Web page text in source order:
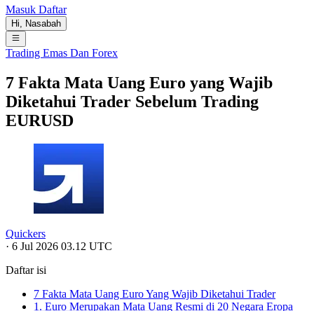
Masuk Daftar
Hi, Nasabah
Trading Emas Dan Forex
7 Fakta Mata Uang Euro yang Wajib
Diketahui Trader Sebelum Trading
EURUSD
Quickers
· 6 Jul 2026 03.12 UTC
Daftar isi
7 Fakta Mata Uang Euro Yang Wajib Diketahui Trader
1. Euro Merupakan Mata Uang Resmi di 20 Negara Eropa